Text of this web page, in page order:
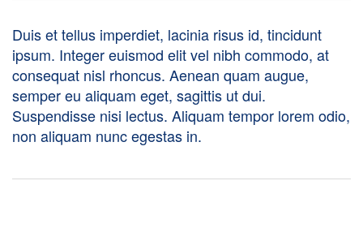
Duis et tellus imperdiet, lacinia risus id, tincidunt
ipsum. Integer euismod elit vel nibh commodo, at
consequat nisl rhoncus. Aenean quam augue,
semper eu aliquam eget, sagittis ut dui.
Suspendisse nisi lectus. Aliquam tempor lorem odio,
non aliquam nunc egestas in.